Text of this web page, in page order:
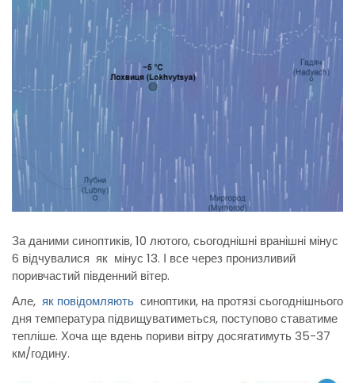
За даними синоптиків, 10 лютого, сьогоднішні вранішні мінус
6 відчувалися як мінус 13. І все через пронизливий
поривчастий південний вітер.
Але, як повідомляють синоптики, на протязі сьогоднішнього
дня температура підвищуватиметься, поступово ставатиме
тепліше. Хоча ще вдень пориви вітру досягатимуть 35-37
км/годину.